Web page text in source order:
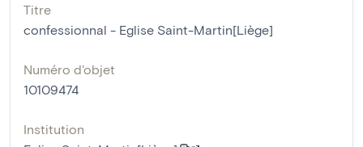
Titre
confessionnal - Eglise Saint-Martin[Liège]
Numéro d'objet
10109474
Institution